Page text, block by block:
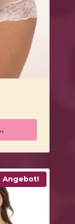
Angebot!